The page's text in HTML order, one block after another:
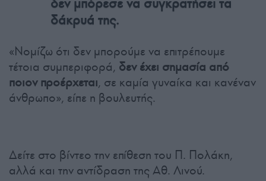
δεν μπόρεσε να συγκρατήσει τα
δάκρυά της.
«Νομίζω ότι δεν μπορούμε να επιτρέπουμε
τέτοια συμπεριφορά, δεν έχει σημασία από
ποιον προέρχεται, σε καμία γυναίκα και κανέναν
άνθρωπο», είπε η βουλευτής.
Δείτε στο βίντεο την επίθεση του Π. Πολάκη,
αλλά και την αντίδραση της Αθ. Λινού.